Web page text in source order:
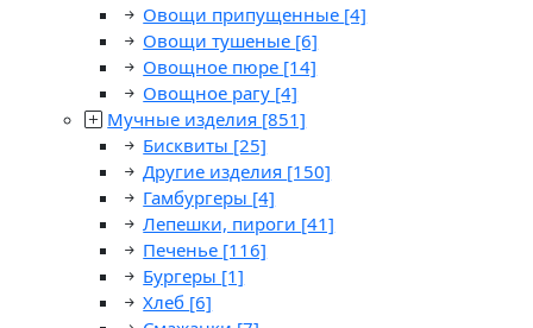
Овощи припущенные [4]
Овощи тушеные [6]
Овощное пюре [14]
Овощное рагу [4]
Мучные изделия [851]
Бисквиты [25]
Другие изделия [150]
Гамбургеры [4]
Лепешки, пироги [41]
Печенье [116]
Бургеры [1]
Хлеб [6]